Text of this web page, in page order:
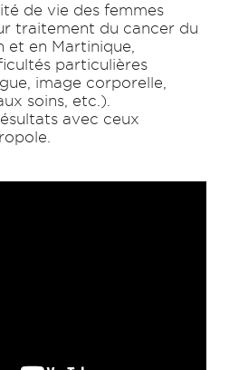
de vie des femmes
traitement du cancer du
et en Martinique,
particulières
image corporelle,
soins, etc.).
avec ceux